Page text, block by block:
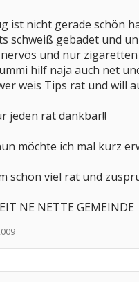
ist nicht gerade schön
schweiß gebadet und
und nur zigaretten
hilf naja auch net
weis Tips rat und will
jeden rat dankbar!!
möchte ich mal kurz
schon viel rat und
NE NETTE GEMEINDE